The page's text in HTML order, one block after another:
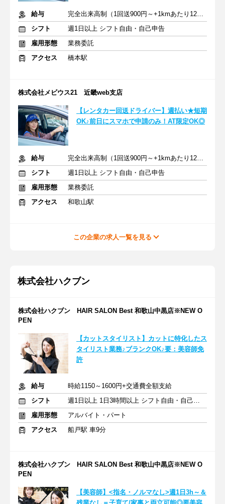
給与
完全出来高制（1回送900円～+1kmあたり12円～）＋交通費
シフト
週1日以上 シフト自由・自己申告
雇用形態
業務委託
アクセス
橋本駅
株式会社メビウス21 近畿web支店
【レンタカー回送ドライバー】週払い★短期
OK♪前日にスマホで申請のみ！AT限定OK◎
給与
完全出来高制（1回送900円～+1kmあたり12円～）＋交通費
シフト
週1日以上 シフト自由・自己申告
雇用形態
業務委託
アクセス
和歌山駅
この企業の求人一覧を見る
株式会社ハクブン
株式会社ハクブン HAIR SALON Best 和歌山中黒店※NEW O
PEN
【カットスタイリスト】カットに特化したス
タイリスト業務♪ブランクOK♪要：美容師免
許
給与
時給1150～1600円+交通費全額支給
シフト
週1日以上 1日3時間以上 シフト自由・自己申告
雇用形態
アルバイト・パート
アクセス
船戸駅 車9分
株式会社ハクブン HAIR SALON Best 和歌山中黒店※NEW O
PEN
【美容師】<指名・ノルマなし>週1日3h～＆